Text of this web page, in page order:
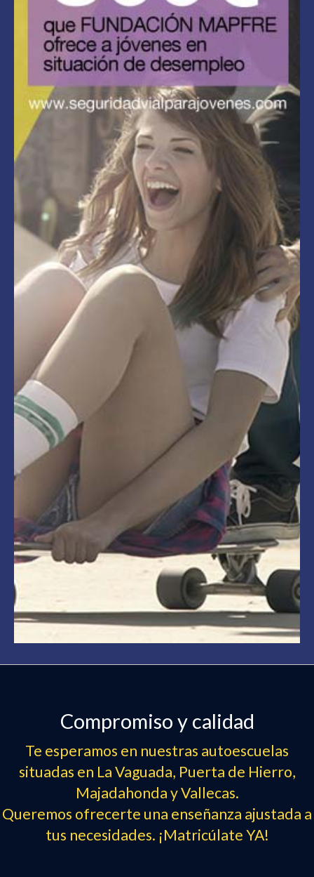
Compromiso y calidad
Te esperamos en nuestras autoescuelas
situadas en La Vaguada, Puerta de Hierro,
Majadahonda y Vallecas.
Queremos ofrecerte una enseñanza ajustada a
tus necesidades. ¡Matricúlate YA!